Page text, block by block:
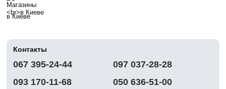
в Киеве
Контакты
067 395-24-44
097 037-28-28
093 170-11-68
050 636-51-00